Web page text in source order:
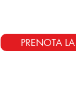
PRENOTA